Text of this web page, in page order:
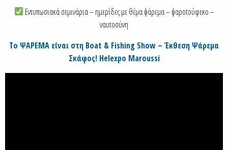
Εντυπωσιακά σεμινάρια – ημερίδες με θέμα ψάρεμα – ψαροτούφεκο –
ναυτοσύνη
Τo ΨΑΡΕΜΑ είναι στη Boat & Fishing Show – Έκθεση Ψάρεμα
Σκάφος! Helexpo Maroussi